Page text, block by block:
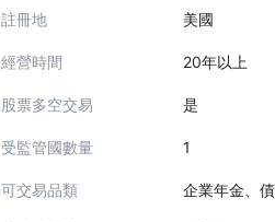
多的交易者。每股最高價格為$0.0025
萬股。
SpeedTrader 提供具競爭力的期權費
低費用為每個合約$0.25。每月交易少
SpeedTrader App Review
註冊地 美國
經營時間 20年以上
股票多空交易 是
受監管國數量 1
可交易品類 企業年金、